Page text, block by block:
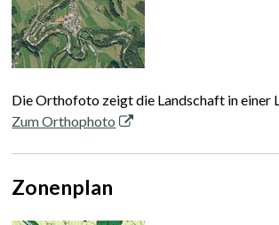
Die Orthofoto zeigt die Landschaft in einer
Zum Orthophoto
Zonenplan